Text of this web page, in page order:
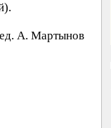
A. Mapтынoв